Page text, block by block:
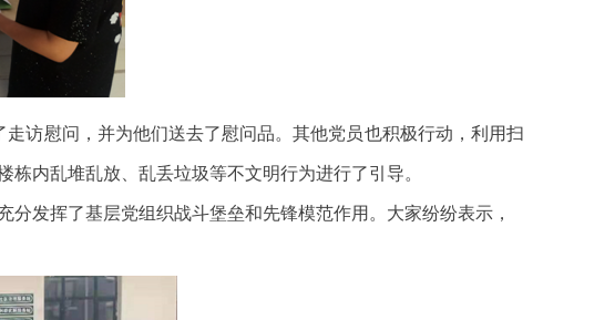
访慰问，并为他们送去了慰问品。其他党员也积极行动，利用扫
内乱堆乱放、乱丢垃圾等不文明行为进行了引导。
发挥了基层党组织战斗堡垒和先锋模范作用。大家纷纷表示，